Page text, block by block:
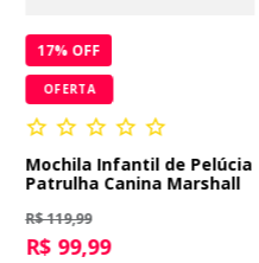
17% OFF
OFERTA
Mochila Infantil de Pelúcia
Patrulha Canina Marshall
R$ 119,99
R$ 99,99